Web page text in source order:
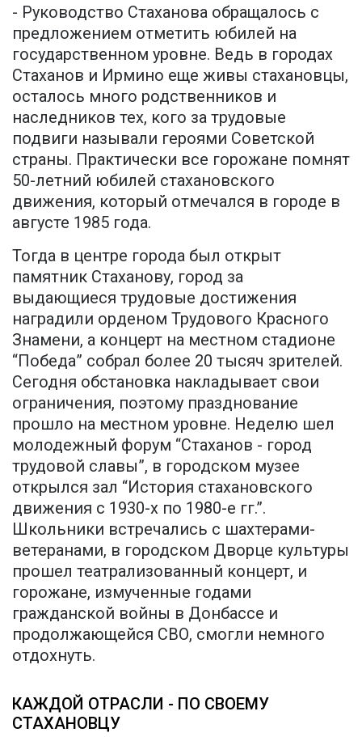
- Руководство Стаханова обращалось с
предложением отметить юбилей на
государственном уровне. Ведь в городах
Стаханов и Ирмино еще живы стахановцы,
осталось много родственников и
наследников тех, кого за трудовые
подвиги называли героями Советской
страны. Практически все горожане помнят
50-летний юбилей стахановского
движения, который отмечался в городе в
августе 1985 года.
Тогда в центре города был открыт
памятник Стаханову, город за
выдающиеся трудовые достижения
наградили орденом Трудового Красного
Знамени, а концерт на местном стадионе
“Победа” собрал более 20 тысяч зрителей.
Сегодня обстановка накладывает свои
ограничения, поэтому празднование
прошло на местном уровне. Неделю шел
молодежный форум “Стаханов - город
трудовой славы”, в городском музее
открылся зал “История стахановского
движения с 1930-х по 1980-е гг.”.
Школьники встречались с шахтерами-
ветеранами, в городском Дворце культуры
прошел театрализованный концерт, и
горожане, измученные годами
гражданской войны в Донбассе и
продолжающейся СВО, смогли немного
отдохнуть.
КАЖДОЙ ОТРАСЛИ - ПО СВОЕМУ
СТАХАНОВЦУ